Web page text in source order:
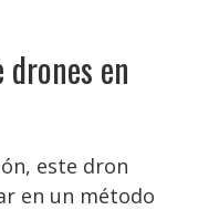
en
este dron
en un método